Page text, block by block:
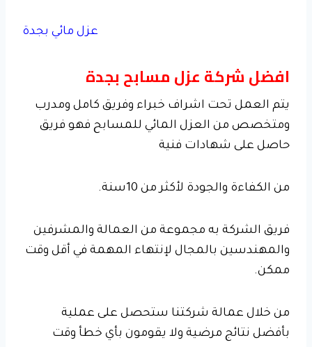
عزل مائي بجدة
افضل شركة عزل مسابح بجدة
يتم العمل تحت اشراف خبراء وفريق كامل ومدرب
ومتخصص من العزل المائي للمسابح فهو فريق
حاصل على شهادات فنية
من الكفاءة والجودة لأكثر من 10سنة.
فريق الشركة به مجموعة من العمالة والمشرفين
والمهندسين بالمجال لإنتهاء المهمة في أقل وقت
ممكن.
من خلال عمالة شركتنا ستحصل على عملية
بأفضل نتائج مرضية ولا يقومون بأي خطأ وقت